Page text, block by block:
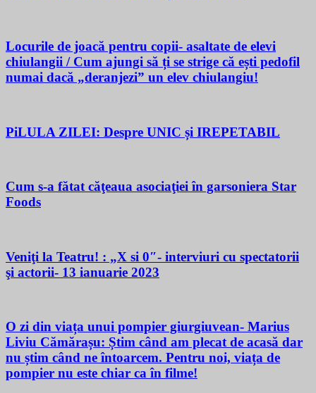
Locurile de joacă pentru copii- asaltate de elevi
chiulangii / Cum ajungi să ți se strige că ești pedofil
numai dacă „deranjezi” un elev chiulangiu!
PiLULA ZILEI: Despre UNIC și IREPETABIL
Cum s-a fătat căţeaua asociaţiei în garsoniera Star
Foods
Veniţi la Teatru! : „X si 0″- interviuri cu spectatorii
şi actorii- 13 ianuarie 2023
O zi din viața unui pompier giurgiuvean- Marius
Liviu Cămărașu: Știm când am plecat de acasă dar
nu știm când ne întoarcem. Pentru noi, viața de
pompier nu este chiar ca în filme!